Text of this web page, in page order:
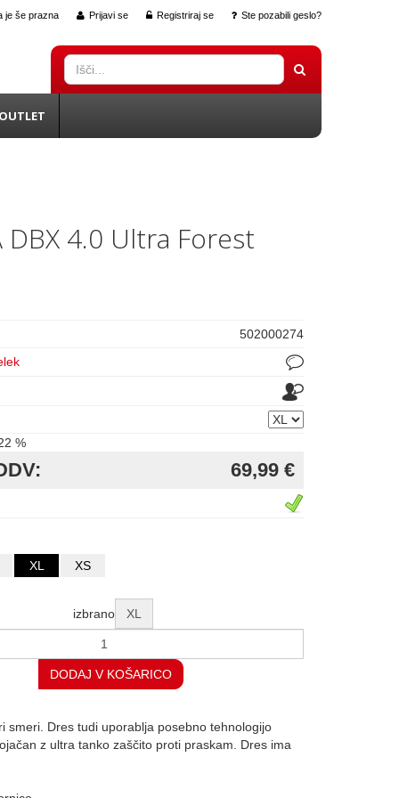
Prijavi se Registriraj se Ste pozabili geslo?
je še prazna
OUTLET
DBX 4.0 Ultra Forest
502000274
%
69,99 €
XL XS
izbrano XL
DODAJ V KOŠARICO
smeri. Dres tudi uporablja posebno tehnologijo
z ultra tanko zaščito proti praskam. Dres ima